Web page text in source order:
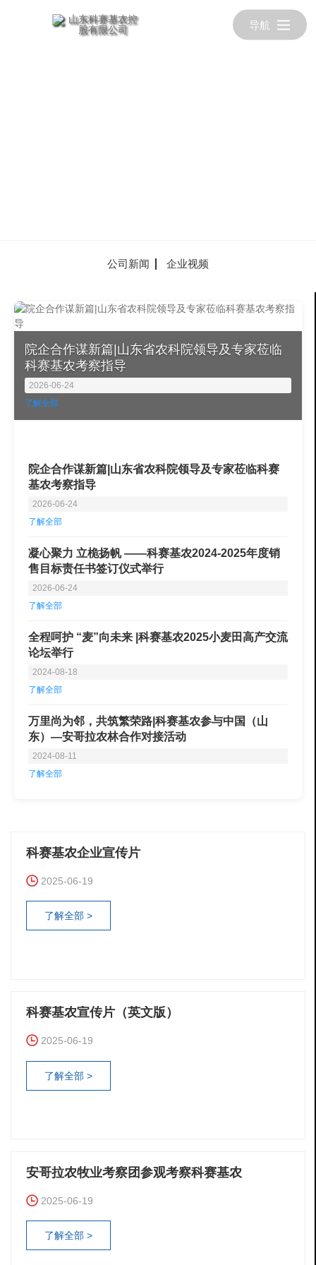
导航
公司新闻 企业视频
院企合作谋新篇|山东省农科院领导及专家莅临
科赛基农考察指导
2026-06-24
了解全部
院企合作谋新篇|山东省农科院领导及专家莅临科赛
基农考察指导
2026-06-24
了解全部
凝心聚力 立桅扬帆 ——科赛基农2024-2025年度销
售目标责任书签订仪式举行
2026-06-24
了解全部
全程呵护 “麦”向未来 |科赛基农2025小麦田高产交流
论坛举行
2024-08-18
了解全部
万里尚为邻，共筑繁荣路|科赛基农参与中国（山
东）—安哥拉农林合作对接活动
2024-08-11
了解全部
科赛基农企业宣传片
2025-06-19
了解全部 >
科赛基农宣传片（英文版）
2025-06-19
了解全部 >
安哥拉农牧业考察团参观考察科赛基农
2025-06-19
了解全部 >